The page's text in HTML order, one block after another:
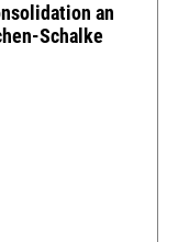
an
Schalke